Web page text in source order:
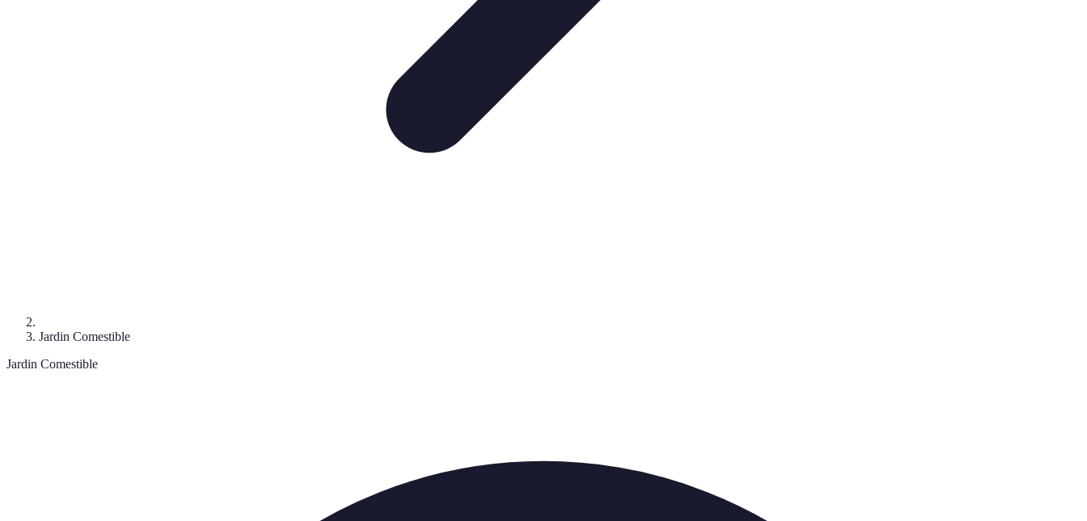
Jardin Comestible
Jardin Comestible